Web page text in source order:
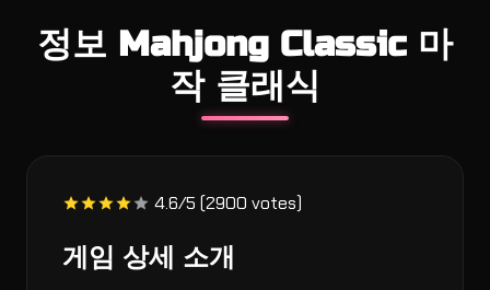
정보 Mahjong Classic 마
작 클래식
4.6/5 (2900 votes)
게임 상세 소개